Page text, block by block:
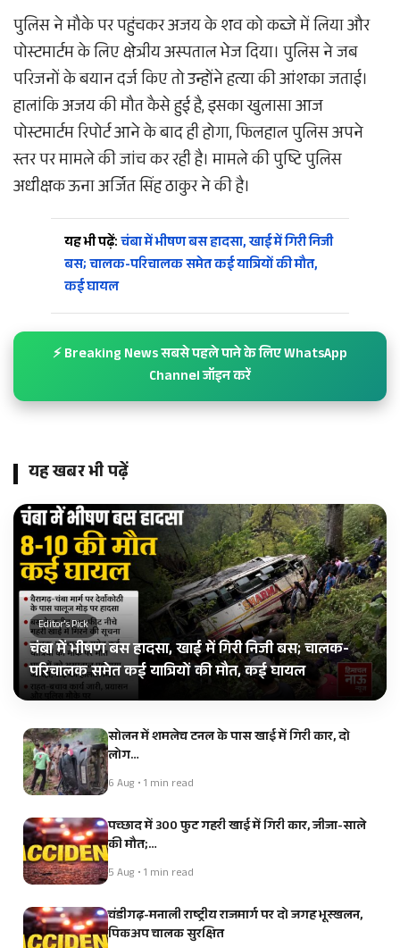
पुलिस ने मौके पर पहुंचकर अजय के शव को कब्जे में लिया और
पोस्टमार्टम के लिए क्षेत्रीय अस्पताल भेज दिया। पुलिस ने जब
परिजनों के बयान दर्ज किए तो उन्होंने हत्या की आंशका जताई।
हालांकि अजय की मौत कैसे हुई है, इसका खुलासा आज
पोस्टमार्टम रिपोर्ट आने के बाद ही होगा, फिलहाल पुलिस अपने
स्तर पर मामले की जांच कर रही है। मामले की पुष्टि पुलिस
अधीक्षक ऊना अर्जित सिंह ठाकुर ने की है।
यह भी पढ़ें:चंबा में भीषण बस हादसा, खाई में गिरी निजी
बस; चालक-परिचालक समेत कई यात्रियों की मौत,
कई घायल
⚡ Breaking News सबसे पहले पाने के लिए WhatsApp
Channel जॉइन करें
यह खबर भी पढ़ें
Editor's Pick
चंबा में भीषण बस हादसा, खाई में गिरी निजी बस; चालक-
परिचालक समेत कई यात्रियों की मौत, कई घायल
सोलन में शमलेच टनल के पास खाई में गिरी कार, दो
लोग…
6 Aug • 1 min read
पच्छाद में 300 फुट गहरी खाई में गिरी कार, जीजा-साले
की मौत;…
5 Aug • 1 min read
चंडीगढ़-मनाली राष्ट्रीय राजमार्ग पर दो जगह भूस्खलन,
पिकअप चालक सुरक्षित